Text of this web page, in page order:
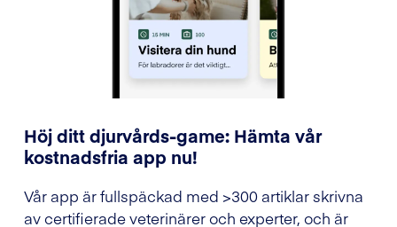
Höj ditt djurvårds-game: Hämta vår
kostnadsfria app nu!
Vår app är fullspäckad med >300 artiklar skrivna
av certifierade veterinärer och experter, och är